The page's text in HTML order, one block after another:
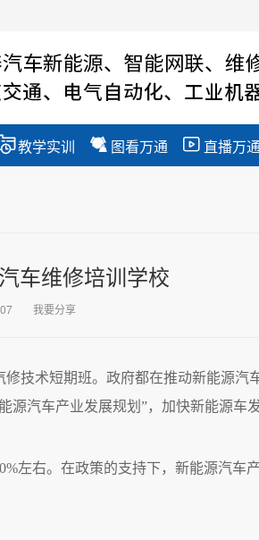
教学实训  图看万通  直播万
车维修培训学校
我要分享
技术短期班。政府都在推动新能源汽
源汽车产业发展规划”，加快新能源车
左右。在政策的支持下，新能源汽车